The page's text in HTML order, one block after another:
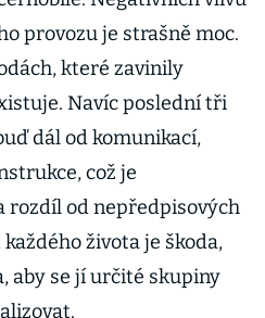
provozu je strašně moc.
které zavinily
Navíc poslední tři
dál od komunikací,
což je
rozdíl od nepředpisových
života je škoda,
aby se jí určité skupiny